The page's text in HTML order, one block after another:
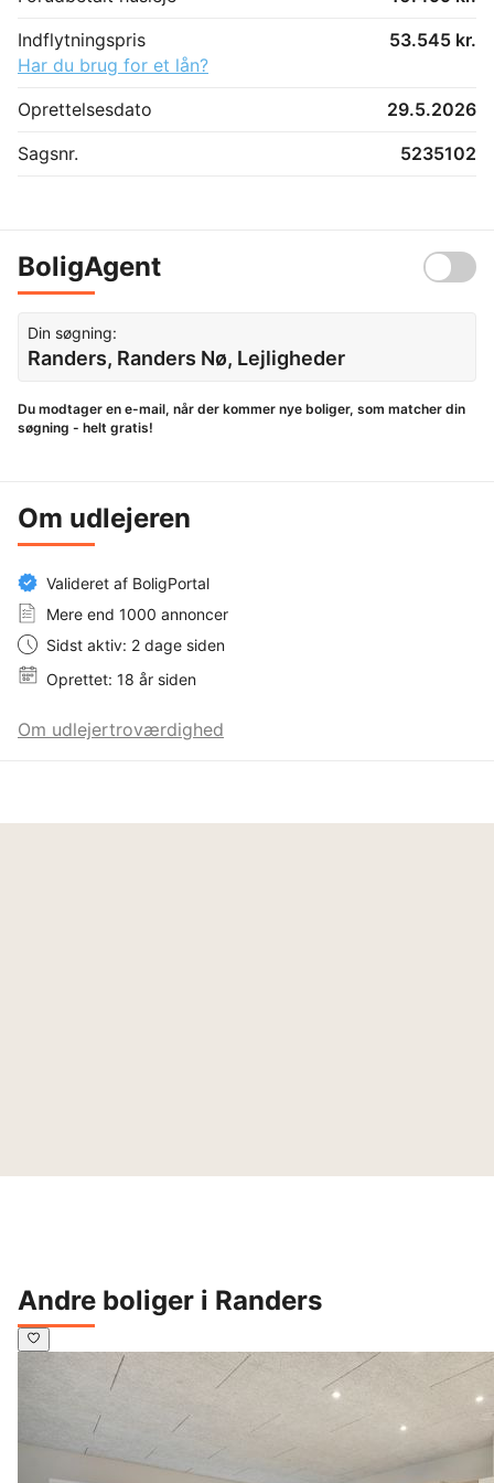
Indflytningspris
53.545 kr.
Har du brug for et lån?
Oprettelsesdato
29.5.2026
Sagsnr.
5235102
BoligAgent
Din søgning:
Randers, Randers Nø, Lejligheder
Du modtager en e-mail, når der kommer nye boliger, som matcher din
søgning - helt gratis!
Om udlejeren
Valideret af BoligPortal
Mere end 1000 annoncer
Sidst aktiv: 2 dage siden
Oprettet: 18 år siden
Om udlejertroværdighed
Andre boliger i Randers